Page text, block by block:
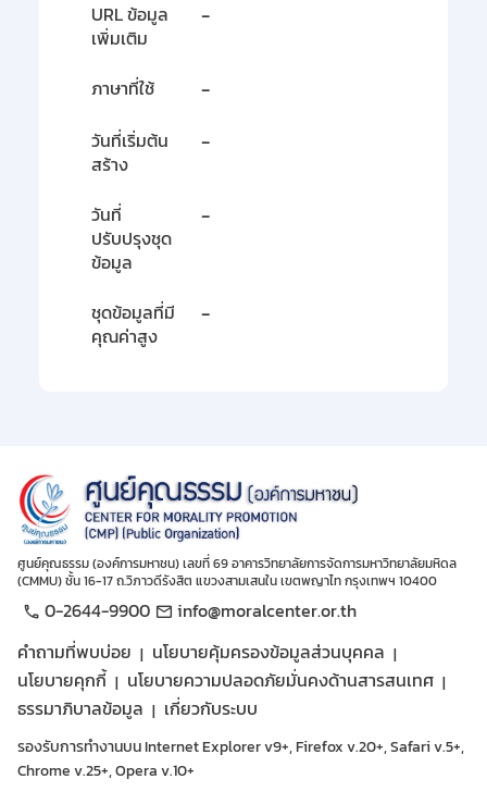
URL ข้อมูล
เพิ่มเติม
-
ภาษาที่ใช้ -
วันที่เริ่มต้น
สร้าง
-
วันที่
ปรับปรุงชุด
ข้อมูล
-
ชุดข้อมูลที่มี
คุณค่าสูง
-
ศูนย์คุณธรรม (องค์การมหาชน) เลขที่ 69 อาคารวิทยาลัยการจัดการมหาวิทยาลัยมหิดล
(CMMU) ชั้น 16-17 ถ.วิภาวดีรังสิต แขวงสามเสนใน เขตพญาไท กรุงเทพฯ 10400
0-2644-9900
info@moralcenter.or.th
คำถามที่พบบ่อย
นโยบายคุ้มครองข้อมูลส่วนบุคคล
นโยบายคุกกี้
นโยบายความปลอดภัยมั่นคงด้านสารสนเทศ
ธรรมาภิบาลข้อมูล
เกี่ยวกับระบบ
รองรับการทำงานบน Internet Explorer v9+, Firefox v.20+, Safari v.5+,
Chrome v.25+, Opera v.10+